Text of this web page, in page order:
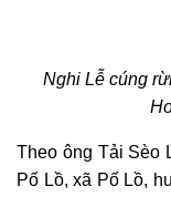
Nghi Lễ cúng
Theo ông Tải Sèo
Pố Lồ, xã Pố Lồ,